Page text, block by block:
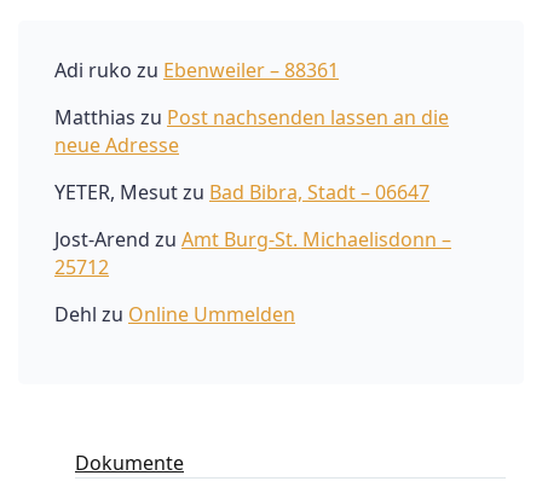
Adi ruko zu Ebenweiler – 88361
Matthias zu Post nachsenden lassen an die
neue Adresse
YETER, Mesutzu Bad Bibra, Stadt – 06647
Jost-Arend zu Amt Burg-St. Michaelisdonn –
25712
Dehl zu Online Ummelden
Dokumente